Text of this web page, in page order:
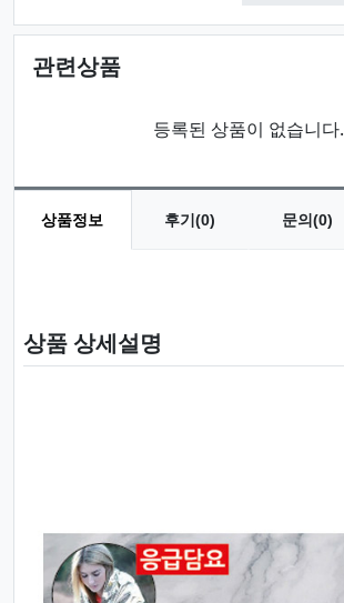
관련상품
등록된 상품이 없습니다.
상품정보 후기(0) 문의(0)
상품 상세설명